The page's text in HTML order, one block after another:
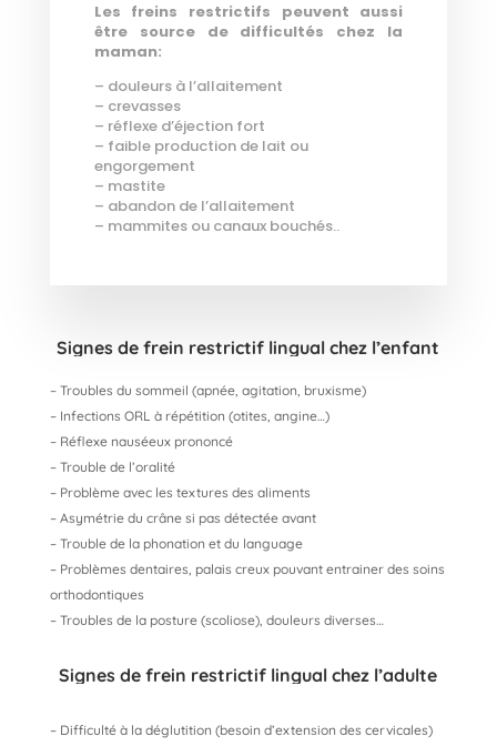
Les freins restrictifs peuvent aussi
être source de difficultés chez la
maman:
– douleurs à l’allaitement
– crevasses
– réflexe d’éjection fort
– faible production de lait ou
engorgement
– mastite
– abandon de l’allaitement
– mammites ou canaux bouchés..
Signes de frein restrictif lingual chez l’enfant
– Troubles du sommeil (apnée, agitation, bruxisme)
– Infections ORL à répétition (otites, angine…)
– Réflexe nauséeux prononcé
– Trouble de l’oralité
– Problème avec les textures des aliments
– Asymétrie du crâne si pas détectée avant
– Trouble de la phonation et du language
– Problèmes dentaires, palais creux pouvant entrainer des soins
orthodontiques
– Troubles de la posture (scoliose), douleurs diverses…
Signes de frein restrictif lingual chez l’adulte
– Difficulté à la déglutition (besoin d’extension des cervicales)